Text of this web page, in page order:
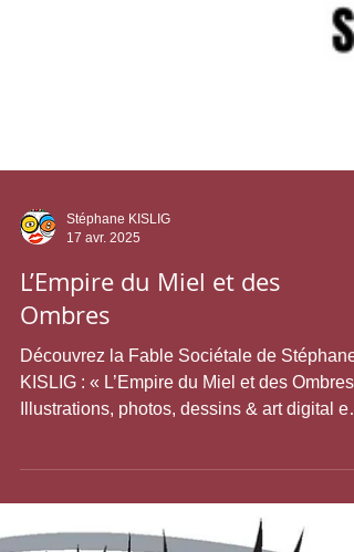
17 avr. 2025
L’Empire du Miel et des
Ombres
Découvrez la Fable Sociétale de Stéphane